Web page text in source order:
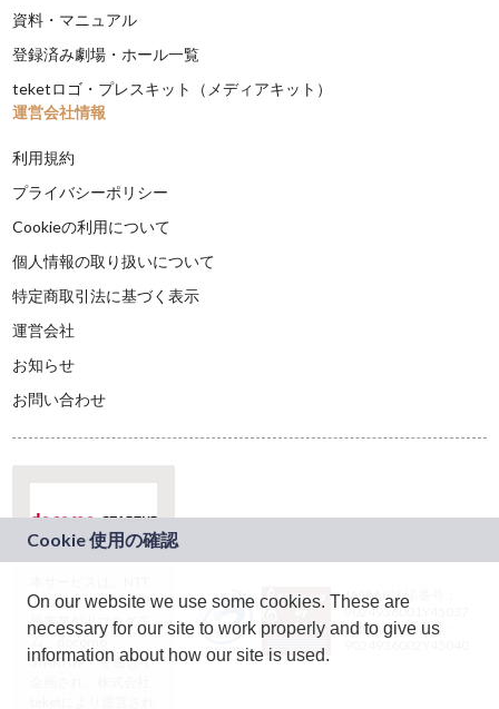
資料・マニュアル
登録済み劇場・ホール一覧
teketロゴ・プレスキット（メディアキット）
運営会社情報
利用規約
プライバシーポリシー
Cookieの利用について
個人情報の取り扱いについて
特定商取引法に基づく表示
運営会社
お知らせ
お問い合わせ
ドコモグループの新
規事業創出プログラ
ム「docomo
STARTUP」を通じて
JASRAC許諾番号：
9024936001Y45037
JASRAC許諾番号：
On our website we use some cookies. These are
necessary for our site to work properly and to give us
information about how our site is used.